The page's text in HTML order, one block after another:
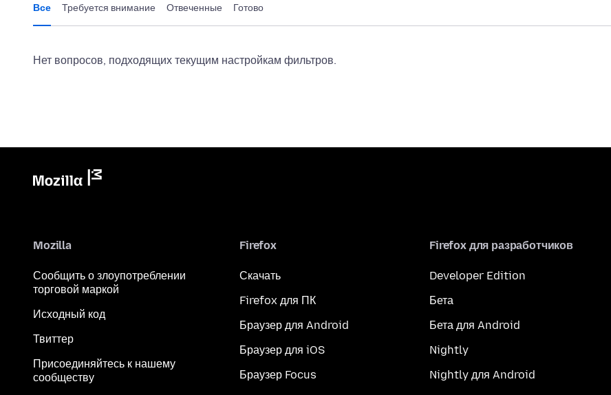
Все Требуется внимание Отвеченные Готово
Нет вопросов, подходящих текущим настройкам фильтров.
Mozilla
Сообщить о злоупотреблении
торговой маркой
Исходный код
Твиттер
Присоединяйтесь к нашему
сообществу
Firefox
Скачать
Firefox для ПК
Браузер для Android
Браузер для iOS
Браузер Focus
Firefox для разработчиков
Developer Edition
Бета
Бета для Android
Nightly
Nightly для Android